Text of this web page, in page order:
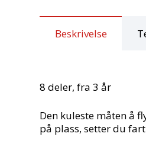
Beskrivelse
8 deler, fra 3 år
Den kuleste måten å
på plass, setter du